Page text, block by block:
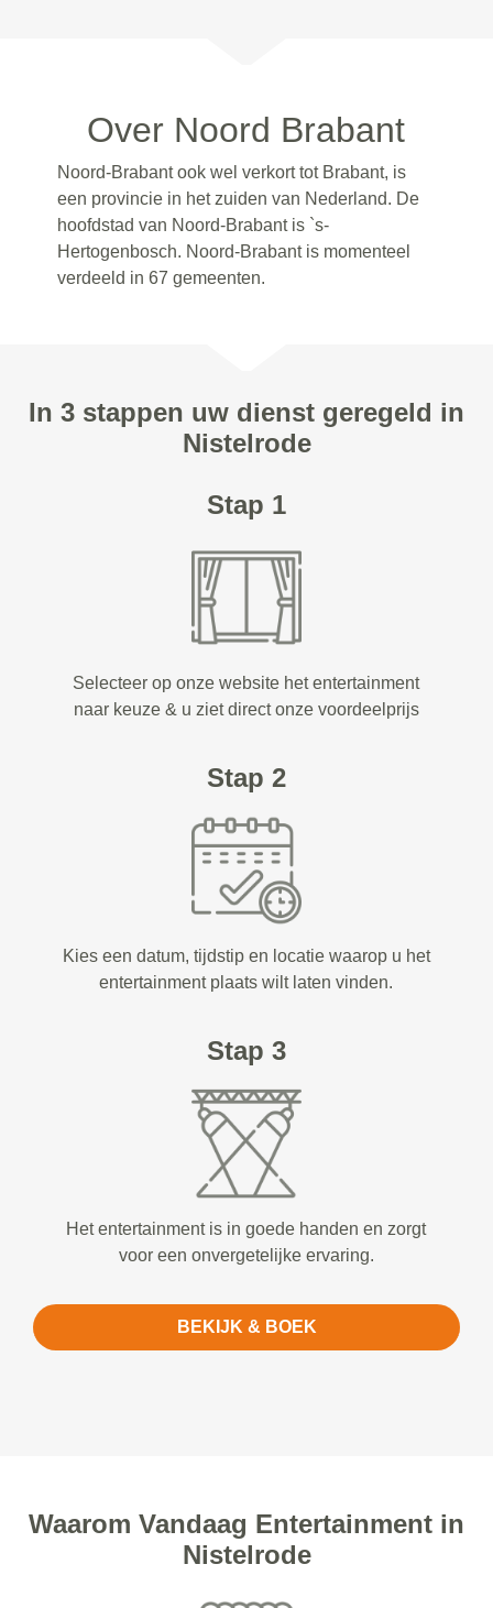
Over Noord Brabant
Noord-Brabant ook wel verkort tot Brabant, is
een provincie in het zuiden van Nederland. De
hoofdstad van Noord-Brabant is `s-
Hertogenbosch. Noord-Brabant is momenteel
verdeeld in 67 gemeenten.
In 3 stappen uw dienst geregeld in
Nistelrode
Stap 1
Selecteer op onze website het entertainment
naar keuze & u ziet direct onze voordeelprijs
Stap 2
Kies een datum, tijdstip en locatie waarop u het
entertainment plaats wilt laten vinden.
Stap 3
Het entertainment is in goede handen en zorgt
voor een onvergetelijke ervaring.
BEKIJK & BOEK
Waarom Vandaag Entertainment in
Nistelrode